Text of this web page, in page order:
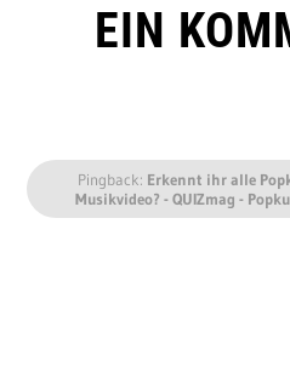
EIN
Pingback: Erkennt ihr alle
Musikvideo? - QUIZmag -